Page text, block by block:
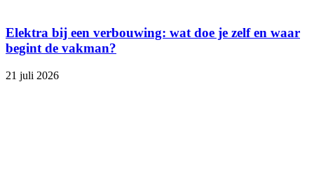
Elektra bij een verbouwing: wat doe je zelf en waar
begint de vakman?
21 juli 2026